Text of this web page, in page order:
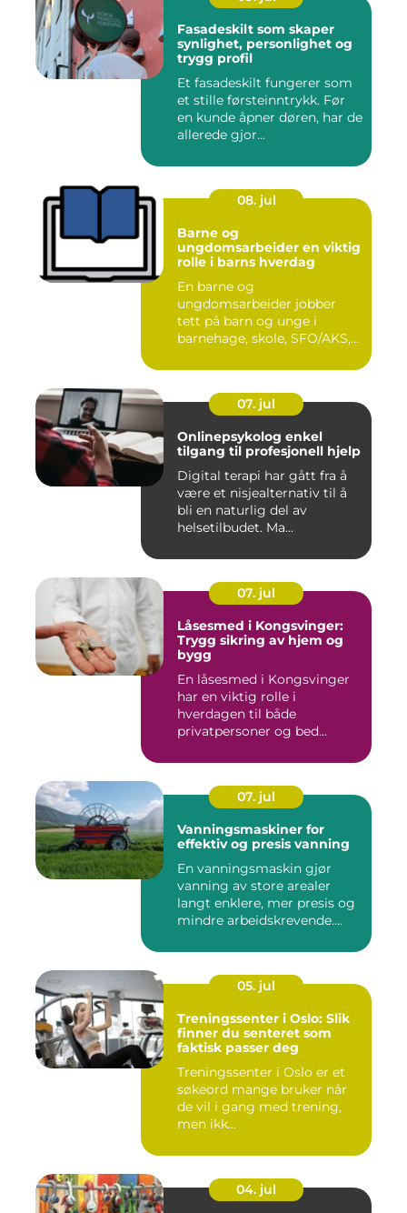
Fasadeskilt som skaper
synlighet, personlighet og
trygg profil
Et fasadeskilt fungerer som
et stille førsteinntrykk. Før
en kunde åpner døren, har de
allerede gjor...
08. jul
Barne og
ungdomsarbeider en viktig
rolle i barns hverdag
En barne og
ungdomsarbeider jobber
tett på barn og unge i
barnehage, skole, SFO/AKS,
07. jul
Onlinepsykolog enkel
tilgang til profesjonell hjelp
Digital terapi har gått fra å
være et nisjealternativ til å
bli en naturlig del av
helsetilbudet. Ma...
07. jul
Låsesmed i Kongsvinger:
Trygg sikring av hjem og
bygg
En låsesmed i Kongsvinger
har en viktig rolle i
hverdagen til både
privatpersoner og bed...
07. jul
Vanningsmaskiner for
effektiv og presis vanning
En vanningsmaskin gjør
vanning av store arealer
langt enklere, mer presis og
mindre arbeidskrevende....
05. jul
Treningssenter i Oslo: Slik
finner du senteret som
faktisk passer deg
Treningssenter i Oslo er et
søkeord mange bruker når
de vil i gang med trening,
men ikk...
04. jul